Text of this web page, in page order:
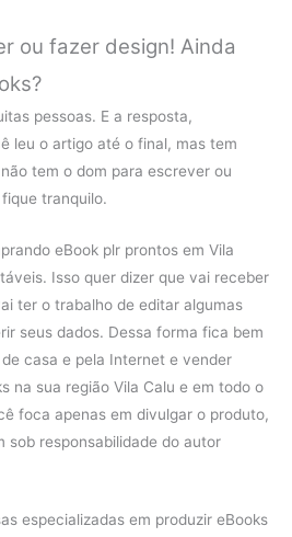
ou fazer design! Ainda
pessoas. E a resposta,
leu o artigo até o final, mas tem
tem o dom para escrever ou
tranquilo.
eBook plr prontos em Vila
Isso quer dizer que vai receber
ter o trabalho de editar algumas
seus dados. Dessa forma fica bem
casa e pela Internet e vender
na sua região Vila Calu e em todo o
foca apenas em divulgar o produto,
sob responsabilidade do autor
especializadas em produzir eBooks